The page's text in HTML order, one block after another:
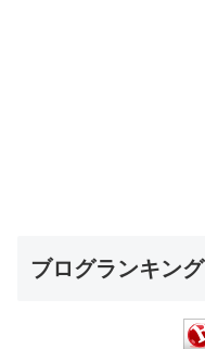
ブログランキング